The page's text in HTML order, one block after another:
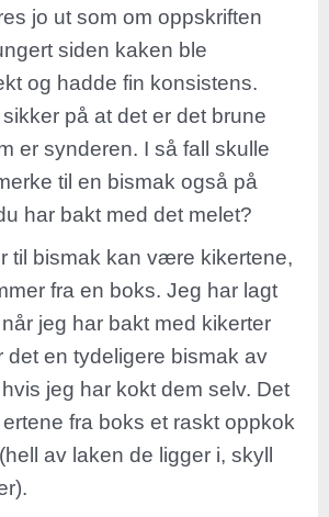
jo ut som om oppskriften
siden kaken ble
og hadde fin konsistens.
på at det er det brune
er synderen. I så fall skulle
til en bismak også på
har bakt med det melet?
til bismak kan være kikertene,
fra en boks. Jeg har lagt
jeg har bakt med kikerter
det en tydeligere bismak av
jeg har kokt dem selv. Det
ertene fra boks et raskt oppkok
av laken de ligger i, skyll